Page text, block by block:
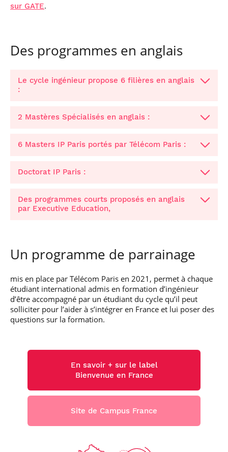
sur GATE.
Des programmes en anglais
Le cycle ingénieur propose 6 filières en anglais
:
Filière Marchés,
données, stratégie
Filière Data Science
2 Mastères Spécialisés en anglais :
MS
Artificielle en
alternance
(admissions closes)
MS
Intelligence
Artificielle – Expert
Data & MLops
Intégrez le secteur le plus
stratégique de la "data-
INSCRIT AU RNCP
TEMPS PARTIEL
Smart Mobility
(admissions closes)
Devenez l'acteur clef de la
des systèmes de transport.
Contact
6 Masters IP Paris portés par Télécom Paris :
Data & Artificial Intelligence
Machine Learning Communications and Security
Mathematics, Vision and Learning
Doctorat IP Paris :
Des programmes courts proposés en anglais
par Executive Education,
Un programme de parrainage
mis en place par Télécom Paris en 2021, permet à chaque
étudiant international admis en formation d’ingénieur
d’être accompagné par un étudiant du cycle qu’il peut
solliciter pour l’aider à s’intégrer en France et lui poser des
questions sur la formation.
En savoir + sur le label
Bienvenue en France
Site de Campus France